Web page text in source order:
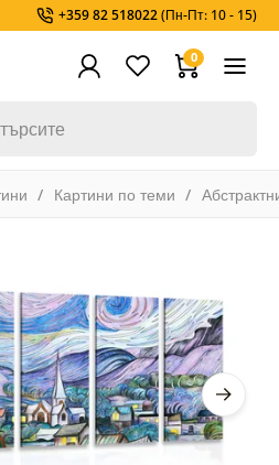
+359 82 518022(Пн-Пт: 10 - 15)
0
Картини по теми